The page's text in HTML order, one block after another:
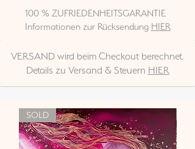
100 % ZUFRIEDENHEITSGARANTIE
Informationen zur Rücksendung HIER
VERSAND wird beim Checkout berechnet.
Details zu Versand & Steuern HIER
SOLD